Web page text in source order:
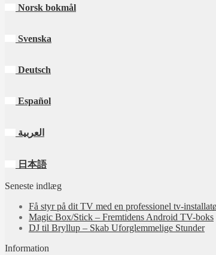
Norsk bokmål
Svenska
Deutsch
Español
العربية
日本語
Seneste indlæg
Få styr på dit TV med en professionel
Magic Box/Stick – Fremtidens Android TV-boks
DJ til Bryllup – Skab Uforglemmelige Stunder
Information